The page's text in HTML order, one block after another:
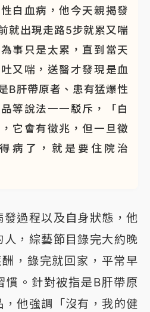
白血病，他今天親揭發
就出現走路5步就累又喘
事只是太累，直到當天
又喘，送醫才發現是血
B肝帶原者、患有猛爆性
等說法一一駁斥，「白
它會有徵兆，但一旦徵
病了，就是要住院治
過程以及自身狀態，他
，綜藝節目錄完大約晚
，錄完就回家，平常早
慣。針對被指是B肝帶原
他強調「沒有，我的健